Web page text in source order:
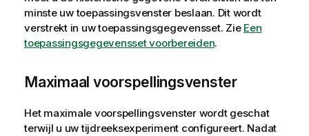
minste uw toepassingsvenster beslaan. Dit wordt
verstrekt in uw toepassingsgegevensset. Zie Een
toepassingsgegevensset voorbereiden.
Maximaal voorspellingsvenster
Het maximale voorspellingsvenster wordt geschat
terwijl u uw tijdreeksexperiment configureert. Nadat